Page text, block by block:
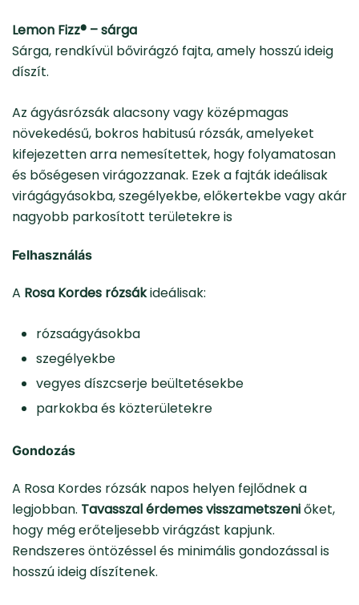
Lemon Fizz® – sárga
Sárga, rendkívül bővirágzó fajta, amely hosszú ideig
díszít.
Az ágyásrózsák alacsony vagy középmagas
növekedésű, bokros habitusú rózsák, amelyeket
kifejezetten arra nemesítettek, hogy folyamatosan
és bőségesen virágozzanak. Ezek a fajták ideálisak
virágágyásokba, szegélyekbe, előkertekbe vagy akár
nagyobb parkosított területekre is
Felhasználás
A Rosa Kordes rózsákideálisak:
rózsaágyásokba
szegélyekbe
vegyes díszcserje beültetésekbe
parkokba és közterületekre
Gondozás
A Rosa Kordes rózsák napos helyen fejlődnek a
legjobban. Tavasszal érdemes visszametszeniőket,
hogy még erőteljesebb virágzást kapjunk.
Rendszeres öntözéssel és minimális gondozással is
hosszú ideig díszítenek.